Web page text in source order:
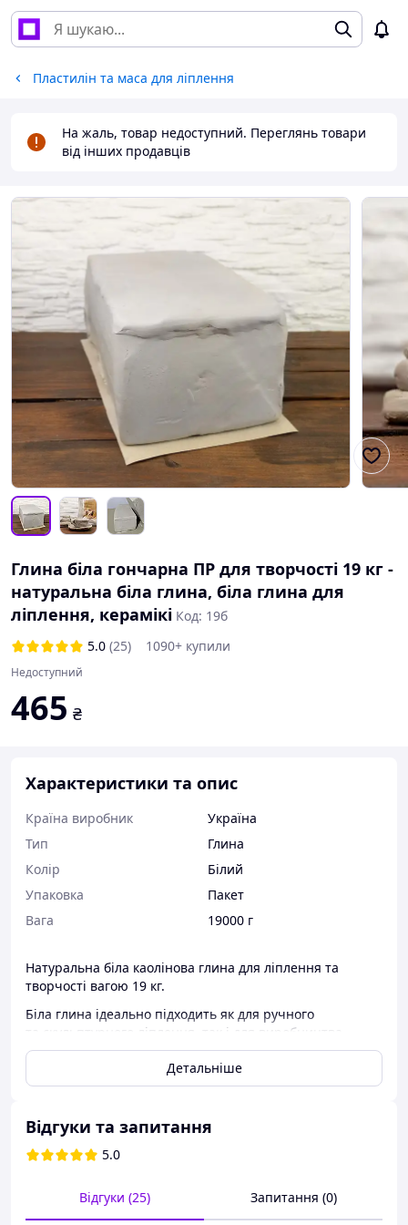
Пластилін та маса для ліплення
На жаль, товар недоступний. Переглянь товари
від інших продавців
Глина біла гончарна ПР для творчості 19 кг -
натуральна біла глина, біла глина для
ліплення, керамікі Код: 19б
5.0 (25) 1090+ купили
Недоступний
465 ₴
Характеристики та опис
Країна виробник
Україна
Тип
Глина
Колір
Білий
Упаковка
Пакет
Вага
19000 г
Натуральна біла каолінова глина для ліплення та
творчості вагою 19 кг.
Біла глина ідеально підходить як для ручного
та скульптурного ліплення, так і для виробництва
посуду методом лиття.
Глина має пластичну консистенцію. Під час ліплення
виробу. Для цього просто змочіть руки водою і
розімніть шматочок глиняної маси. Після чого можете
Температура обпалу білої глини 1200 градусів Цельсія.
Детальніше
Відгуки та запитання
5.0
Відгуки (25) Запитання (0)